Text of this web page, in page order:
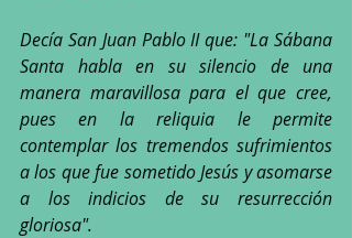
Decía San Juan Pablo II que: "La Sábana
Santa habla en su silencio de una
manera maravillosa para el que cree,
pues en la reliquia le permite
contemplar los tremendos sufrimientos
a los que fue sometido Jesús y asomarse
a los indicios de su resurrección
gloriosa".